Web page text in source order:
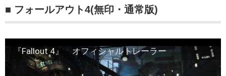
■ フォールアウト4(無印・通常版)
『Fallout 4』 オフィシャルトレーラー